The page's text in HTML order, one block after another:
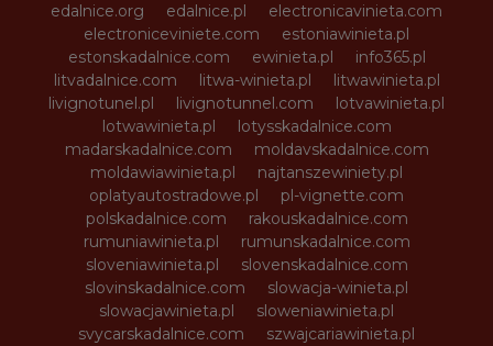
edalnice.org
edalnice.pl
electronicavinieta.com
electroniceviniete.com
estoniawinieta.pl
estonskadalnice.com
ewinieta.pl
info365.pl
litvadalnice.com
litwa-winieta.pl
litwawinieta.pl
livignotunel.pl
livignotunnel.com
lotvawinieta.pl
lotwawinieta.pl
lotysskadalnice.com
madarskadalnice.com
moldavskadalnice.com
moldawiawinieta.pl
najtanszewiniety.pl
oplatyautostradowe.pl
pl-vignette.com
polskadalnice.com
rakouskadalnice.com
rumuniawinieta.pl
rumunskadalnice.com
sloveniawinieta.pl
slovenskadalnice.com
slovinskadalnice.com
slowacja-winieta.pl
slowacjawinieta.pl
sloweniawinieta.pl
svycarskadalnice.com
szwajcariawinieta.pl